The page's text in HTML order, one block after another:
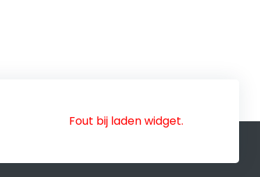
Fout bij laden widget.